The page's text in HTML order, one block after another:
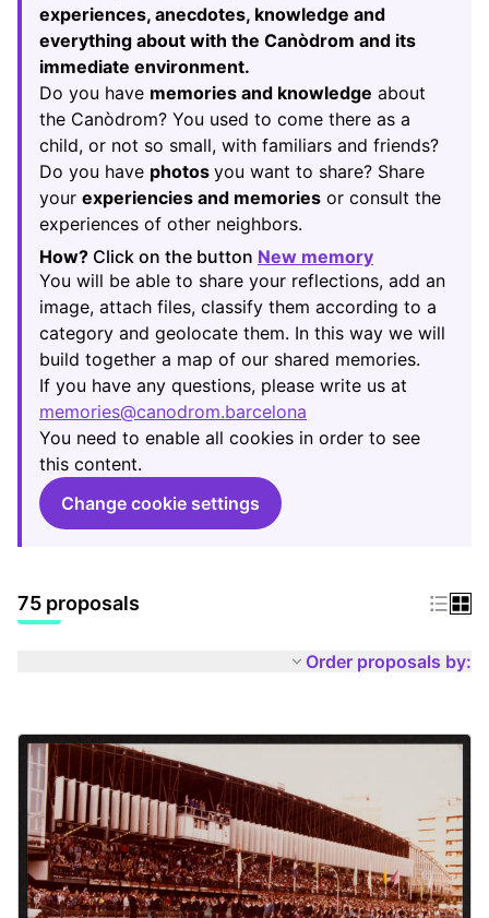
experiences, anecdotes, knowledge and
everything about with the Canòdrom and its
immediate environment.
Do you have memories and knowledge about
the Canòdrom? You used to come there as a
child, or not so small, with familiars and friends?
Do you have photos you want to share? Share
your experiencies and memories or consult the
experiences of other neighbors.
How? Click on the button New memory
(Opens in
You will be able to share your reflections, add an
image, attach files, classify them according to a
category and geolocate them. In this way we will
build together a map of our shared memories.
If you have any questions, please write us at
memories@canodrom.barcelona
(Opens in new tab)
You need to enable all cookies in order to see
this content.
Change cookie settings
75 proposals
Order proposals by: